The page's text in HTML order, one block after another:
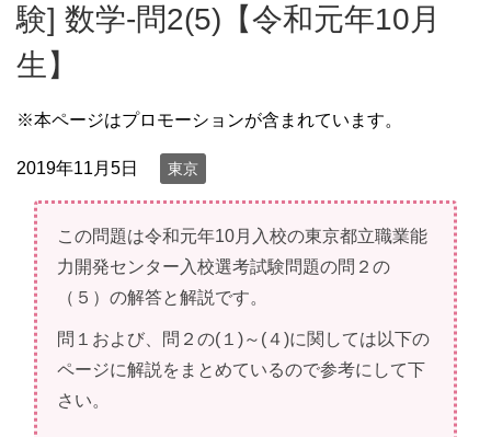
験] 数学-問2(5)【令和元年10月
生】
※本ページはプロモーションが含まれています。
2019年11月5日 東京
この問題は令和元年10月入校の東京都立職業能
力開発センター入校選考試験問題の問２の
（５）の解答と解説です。
問１および、問２の(１)～(４)に関しては以下の
ページに解説をまとめているので参考にして下
さい。